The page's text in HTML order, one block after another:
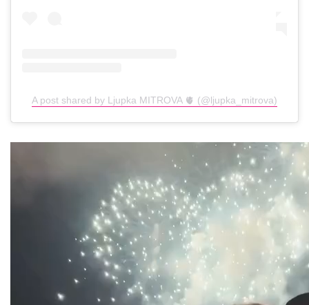
A post shared by Ljupka MITROVA 🫀 (@ljupka_mitrova)